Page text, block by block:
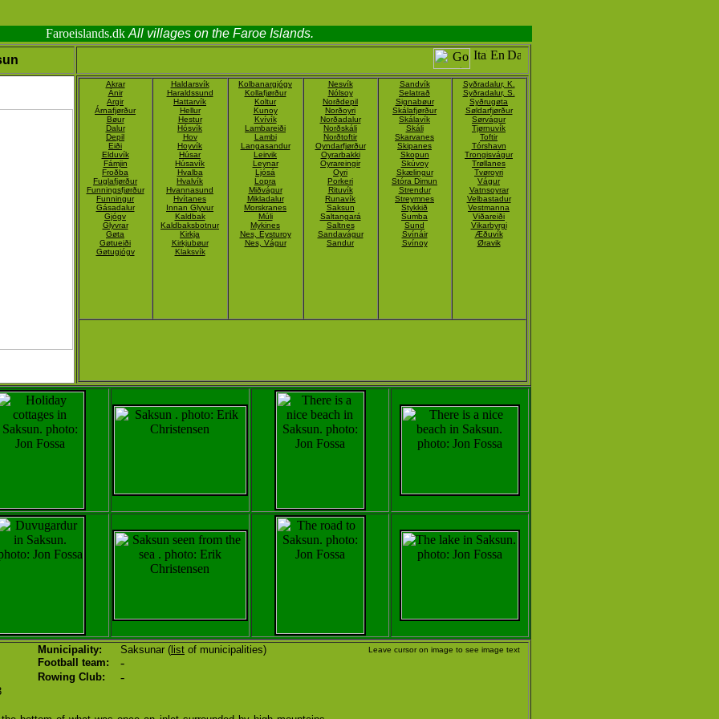
Faroeislands.dk All villages on the Faroe Islands.
Akrar
Ánir
Argir
Árnafjørður
Bøur
Dalur
Depil
Eiði
Elduvík
Fámjin
Froðba
Fuglafjørður
Funningsfjørður
Funningur
Gásadalur
Gjógv
Glyvrar
Gøta
Gøtueiði
Gøtugjógv
Haldarsvík
Haraldssund
Hattarvík
Hellur
Hestur
Hósvík
Hov
Hoyvík
Húsar
Húsavík
Hvalba
Hvalvík
Hvannasund
Hvítanes
Innan Glyvur
Kaldbak
Kaldbaksbotnur
Kirkja
Kirkjubøur
Klaksvík
Kolbanargjógv
Kollafjørður
Koltur
Kunoy
Kvívík
Lambareiði
Lambi
Langasandur
Leirvik
Leynar
Ljósá
Lopra
Miðvágur
Mikladalur
Morskranes
Múli
Mykines
Nes, Eysturoy
Nes, Vágur
Nesvík
Nólsoy
Norðdepil
Norðoyri
Norðadalur
Norðskáli
Norðtoftir
Oyndarfjørður
Oyrarbakki
Oyrareingir
Oyri
Porkeri
Rituvík
Runavík
Saksun
Saltangará
Saltnes
Sandavágur
Sandur
Sandvík
Selatrað
Signabøur
Skálafjørður
Skálavík
Skáli
Skarvanes
Skipanes
Skopun
Skúvoy
Skælingur
Stóra Dimun
Strendur
Streymnes
Stykkið
Sumba
Sund
Svínáir
Svínoy
Syðradalur, K.
Syðradalur, S.
Syðrugøta
Søldarfjørður
Sørvágur
Tjørnuvík
Toftir
Tórshavn
Trongisvágur
Trøllanes
Tvøroyri
Vágur
Vatnsoyrar
Velbastadur
Vestmanna
Viðareiði
Vikarbyrgi
Æðuvík
Øravik
Municipality: Saksunar ( list of municipalities) Leave cursor on image to see image text
Football team: -
Rowing Club: -